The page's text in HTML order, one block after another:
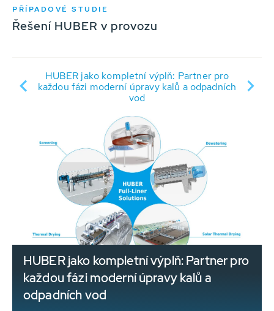
PŘÍPADOVÉ STUDIE
Řešení HUBER v provozu
HUBER jako kompletní výplň: Partner pro
každou fázi moderní úpravy kalů a odpadních
vod
HUBER jako kompletní výplň: Partner pro
každou fázi moderní úpravy kalů a
odpadních vod